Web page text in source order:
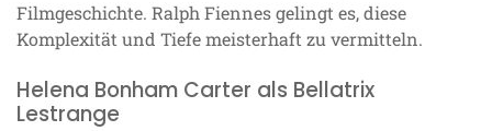
Filmgeschichte. Ralph Fiennes gelingt es, diese
Komplexität und Tiefe meisterhaft zu vermitteln.
Helena Bonham Carter als Bellatrix
Lestrange